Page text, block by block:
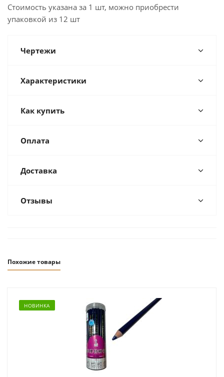
Стоимость указана за 1 шт, можно приобрести
упаковкой из 12 шт
Чертежи
Характеристики
Как купить
Оплата
Доставка
Отзывы
Похожие товары
НОВИНКА